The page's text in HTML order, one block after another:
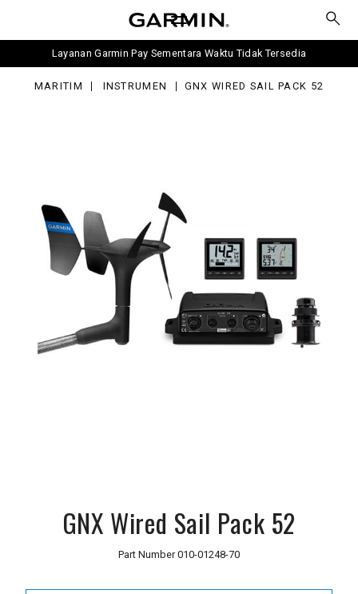
Layanan Garmin Pay Sementara Waktu Tidak Tersedia
MARITIM INSTRUMEN GNX WIRED SAIL PACK 52
GNX Wired Sail Pack 52
Part Number010-01248-70